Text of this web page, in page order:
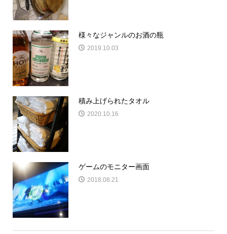
様々なジャンルのお酒の瓶
2019.10.03
積み上げられたタオル
2020.10.16
ゲームのモニター画面
2018.08.21